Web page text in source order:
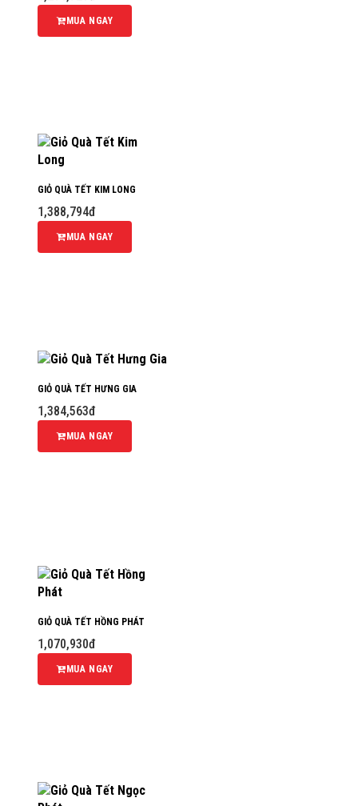
MUA NGAY
GIỎ QUÀ TẾT KIM LONG
1,388,794đ
MUA NGAY
GIỎ QUÀ TẾT HƯNG GIA
1,384,563đ
MUA NGAY
GIỎ QUÀ TẾT HỒNG PHÁT
1,070,930đ
MUA NGAY